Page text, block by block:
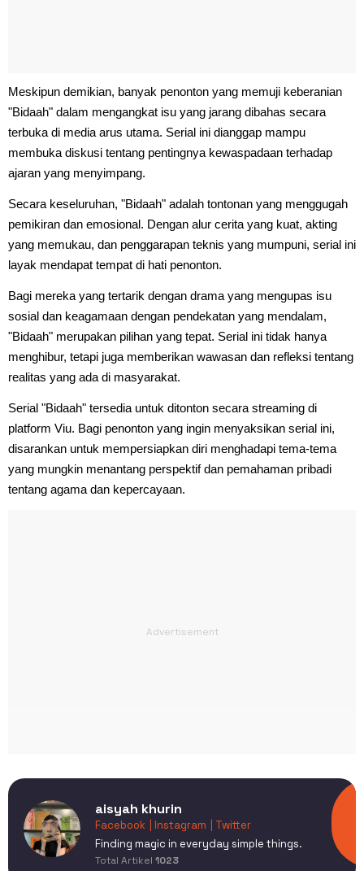
Meskipun demikian, banyak penonton yang memuji keberanian
"Bidaah" dalam mengangkat isu yang jarang dibahas secara
terbuka di media arus utama. Serial ini dianggap mampu
membuka diskusi tentang pentingnya kewaspadaan terhadap
ajaran yang menyimpang.
Secara keseluruhan, "Bidaah" adalah tontonan yang menggugah
pemikiran dan emosional. Dengan alur cerita yang kuat, akting
yang memukau, dan penggarapan teknis yang mumpuni, serial ini
layak mendapat tempat di hati penonton.
Bagi mereka yang tertarik dengan drama yang mengupas isu
sosial dan keagamaan dengan pendekatan yang mendalam,
"Bidaah" merupakan pilihan yang tepat. Serial ini tidak hanya
menghibur, tetapi juga memberikan wawasan dan refleksi tentang
realitas yang ada di masyarakat.
Serial "Bidaah" tersedia untuk ditonton secara streaming di
platform Viu. Bagi penonton yang ingin menyaksikan serial ini,
disarankan untuk mempersiapkan diri menghadapi tema-tema
yang mungkin menantang perspektif dan pemahaman pribadi
tentang agama dan kepercayaan.
aisyah khurin
Facebook | Instagram
| Twitter
Finding magic in everyday simple things.
Total Artikel 1023